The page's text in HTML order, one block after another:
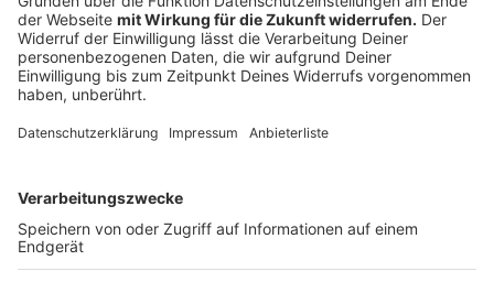
Immer häufiger werden Ärzte sich traumatisierten
Patienten gegenüber sehen, die in Hochwassern oder
Waldbränden alles verloren haben, was sie besitzen.
Die aufgrund ihrer Traumata an Bluthochdruck oder
"Ein solches Extremwetterereignis ist immer auch
eine Gesundheitskatastrophe."